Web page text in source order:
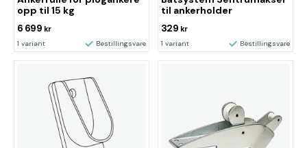
opp til 15 kg
6 699 kr
1 variant Bestillingsvare
til ankerholder
329 kr
1 variant Bestillingsvare